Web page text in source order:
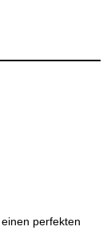
perfekten